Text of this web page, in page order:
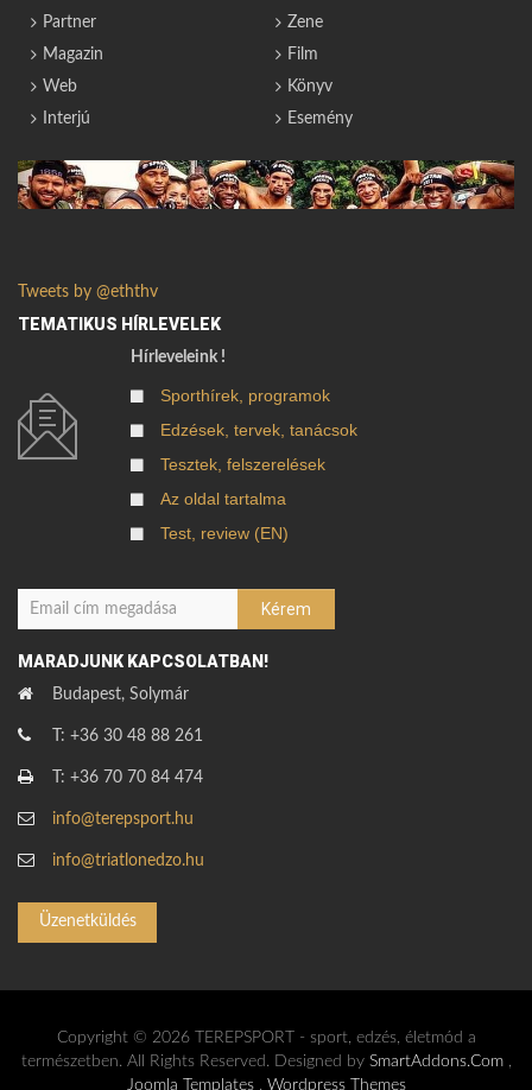
Partner
Magazin
Web
Interjú
Zene
Film
Könyv
Esemény
Tweets by @eththv
TEMATIKUS HÍRLEVELEK
Hírleveleink !
Sporthírek, programok
Edzések, tervek, tanácsok
Tesztek, felszerelések
Az oldal tartalma
Test, review (EN)
MARADJUNK KAPCSOLATBAN!
Budapest, Solymár
T: +36 30 48 88 261
T: +36 70 70 84 474
info@terepsport.hu
info@triatlonedzo.hu
Üzenetküldés
Copyright © 2026 TEREPSPORT - sport, edzés, életmód a
természetben. All Rights Reserved. Designed by SmartAddons.Com,
Joomla Templates, Wordpress Themes